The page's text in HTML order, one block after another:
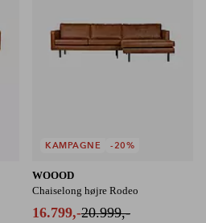
WOOOD
Chaiselong højre Rodeo
16.799,-20.999,-
KAMPAGNE -20%